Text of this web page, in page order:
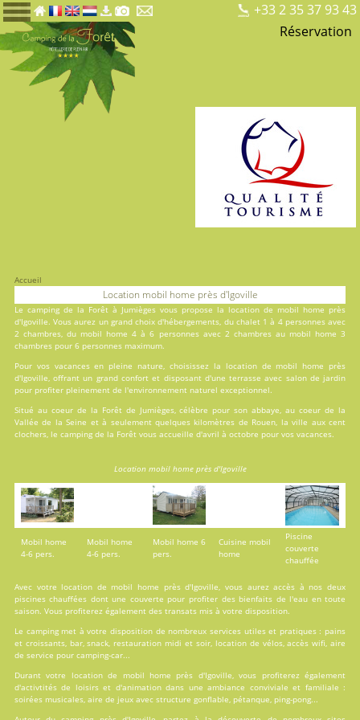
+33 2 35 37 93 43
Réservation
Accueil
Location mobil home près d'Igoville
Le camping de la Forêtà Jumièges vous propose la location de mobil home près
d'Igoville. Vous aurez un grand choix d'hébergements, du chalet1 à 4 personnes avec
2 chambres, du mobil home 4 à 6 personnes avec 2 chambres au mobil home 3
chambres pour 6 personnes maximum.
Pour vos vacances en pleine nature, choisissez la location de mobil home près
d'Igoville, offrant un grand confort et disposant d'une terrasse avec salon de jardin
pour profiter pleinement de l'environnement naturel exceptionnel.
Situé au coeur de la Forêt de Jumièges, célèbre pour son abbaye, au coeur de la
Vallée de la Seine et à seulement quelques kilomètres de Rouen, la ville aux cent
clochers, le camping de la Forêt vous accueille d'avril à octobre pour vos vacances.
Location mobil home près d'Igoville
Mobil home
4-6 pers.
Mobil home
4-6 pers.
Mobil home 6
pers.
Cuisine mobil
home
Piscine
couverte
chauffée
Avec votre location de mobil home près d'Igoville, vous aurez accès à nos deux
piscineschauffées dont une couverte pour profiter des bienfaits de l'eau en toute
saison. Vous profiterez également des transats mis à votre disposition.
Le camping met à votre disposition de nombreux servicesutiles et pratiques : pains
et croissants, bar, snack, restauration midi et soir, location de vélos, accès wifi, aire
de service pour camping-car...
Durant votre location de mobil home près d'Igoville, vous profiterez également
d'activtitésde loisirs et d'animation dans une ambiance conviviale et familiale :
soirées musicales, aire de jeux avec structure gonflable, pétanque, ping-pong...